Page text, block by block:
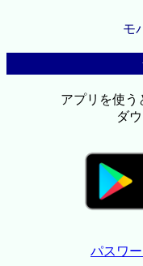
モ
アプリを使う
ダ
パスワ